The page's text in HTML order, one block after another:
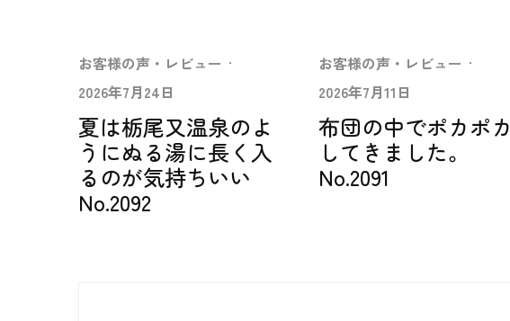
お客様の声・レビュー ·
2026年7月24日
夏は栃尾又温泉のよ
うにぬる湯に長く入
るのが気持ちいい
No.2092
お客様の声・レビュー ·
2026年7月11日
布団の中でポカポカ
してきました。
No.2091